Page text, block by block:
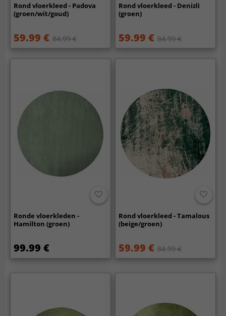
Rond vloerkleed - Padova
(groen/wit/goud)
59.99 € 84.99 €
Rond vloerkleed - Denizli
(groen)
59.99 € 84.99 €
Ronde vloerkleden -
Hamilton (groen)
99.99 €
Rond vloerkleed - Tamalous
(beige/groen)
59.99 € 84.99 €